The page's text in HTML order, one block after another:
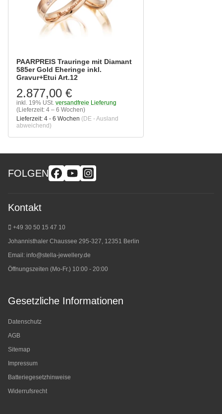
PAARPREIS Trauringe mit Diamant
585er Gold Eheringe inkl.
Gravur+Etui Art.12
2.877,00 €
inkl. 19% USt. versandfreie Lieferung
(Lieferzeit: 4 – 6 Wochen)
Lieferzeit: 4 - 6 Wochen (DE - Ausland
abweichend)
FOLGEN
Kontakt
+49 30 50 15 47 10
Johannisthaler Chaussee 295-327, 12351 Berlin
Email: info@stella-jewellery.de
Öffnungszeiten (Mo-Fr.) 10:00 - 20:00
Gesetzliche Informationen
Datenschutz
AGB
Sitemap
Impressum
Batteriegesetzhinweise
Widerrufsrecht